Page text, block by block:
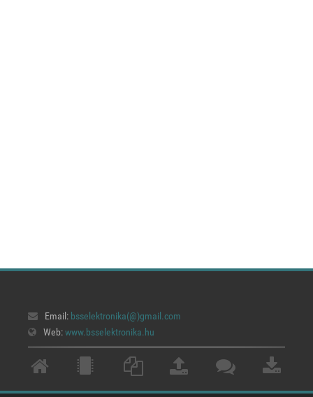
Email: bsselektronika(@)gmail.com
Web:www.bsselektronika.hu